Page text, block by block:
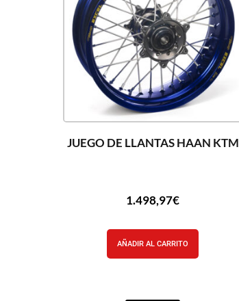
JUEGO DE LLANTAS HAAN KTM
1.498,97€
AÑADIR AL CARRITO